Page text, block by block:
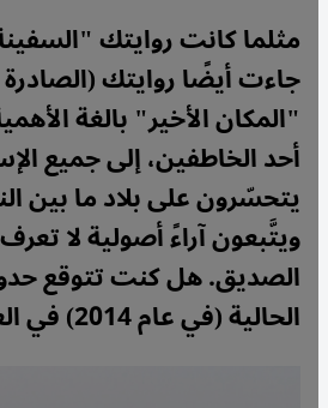
مثلما كانت روايتك
"المكان الأخير" بالغة
أحد الخاطفين، إلى جميع
يتحسّرون على بلاد ما بين
ويتَّبعون آراءً أصولية لا
الصديق. هل كنت تتوقع
الحالية (في عام 2014) في العراق؟